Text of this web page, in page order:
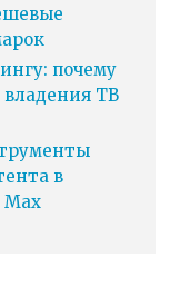
почему
ТВ
в
Max